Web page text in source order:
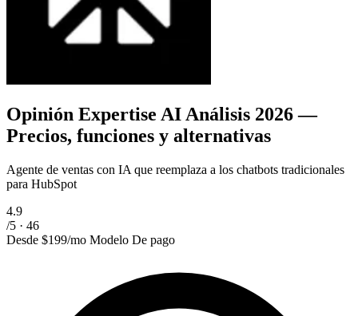
Opinión Expertise AI Análisis 2026 —
Precios, funciones y alternativas
Agente de ventas con IA que reemplaza a los chatbots tradicionales
para HubSpot
4.9
/5 · 46
Desde $199/mo Modelo De pago